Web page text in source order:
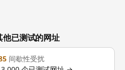
已测试的网址
间歇性受扰